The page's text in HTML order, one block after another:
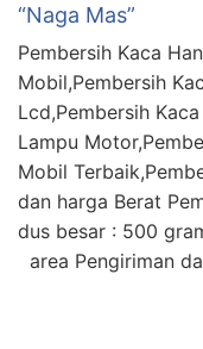
“Naga Mas”
Pembersih Kaca
Mobil,Pembersih
Lcd,Pembersih
Lampu
Mobil
dan harga Berat
dus besar : 500
area Pengiriman